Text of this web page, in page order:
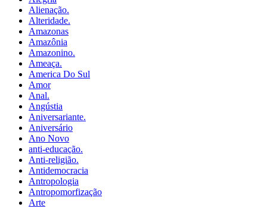
Alienação.
Alteridade.
Amazonas
Amazônia
Amazonino.
Ameaça.
America Do Sul
Amor
Anal.
Angústia
Aniversariante.
Aniversário
Ano Novo
anti-educação.
Anti-religião.
Antidemocracia
Antropologia
Antropomorfização
Arte